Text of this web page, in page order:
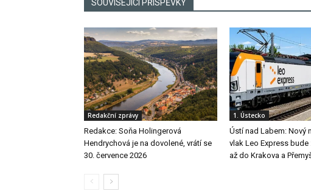
SOUVISEJÍCÍ PŘÍSPĚVKY
Redakční zprávy
Redakce: Soňa Holingerová
Hendrychová je na dovolené, vrátí se
30. července 2026
1. Ústecko
Ústí nad Labem: Nový
vlak Leo Express
až do Krakova a